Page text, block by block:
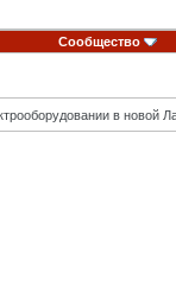
Сообщество
в новой